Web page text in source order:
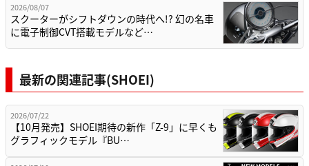
2026/08/07
スクーターがシフトダウンの時代へ!? 幻の名車
に電子制御CVT搭載モデルなど…
最新の関連記事(SHOEI)
2026/07/22
【10月発売】SHOEI期待の新作「Z-9」に早くも
グラフィックモデル『BU…